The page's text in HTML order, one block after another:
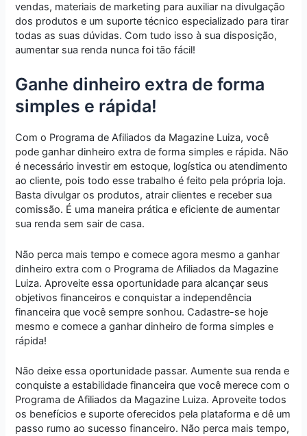
vendas, materiais de marketing para auxiliar na divulgação
dos produtos e um suporte técnico especializado para tirar
todas as suas dúvidas. Com tudo isso à sua disposição,
aumentar sua renda nunca foi tão fácil!
Ganhe dinheiro extra de forma
simples e rápida!
Com o Programa de Afiliados da Magazine Luiza, você
pode ganhar dinheiro extra de forma simples e rápida. Não
é necessário investir em estoque, logística ou atendimento
ao cliente, pois todo esse trabalho é feito pela própria loja.
Basta divulgar os produtos, atrair clientes e receber sua
comissão. É uma maneira prática e eficiente de aumentar
sua renda sem sair de casa.
Não perca mais tempo e comece agora mesmo a ganhar
dinheiro extra com o Programa de Afiliados da Magazine
Luiza. Aproveite essa oportunidade para alcançar seus
objetivos financeiros e conquistar a independência
financeira que você sempre sonhou. Cadastre-se hoje
mesmo e comece a ganhar dinheiro de forma simples e
rápida!
Não deixe essa oportunidade passar. Aumente sua renda e
conquiste a estabilidade financeira que você merece com o
Programa de Afiliados da Magazine Luiza. Aproveite todos
os benefícios e suporte oferecidos pela plataforma e dê um
passo rumo ao sucesso financeiro. Não perca mais tempo,